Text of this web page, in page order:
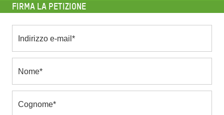
FIRMA LA PETIZIONE
Indirizzo e-mail *
Nome*
Cognome*